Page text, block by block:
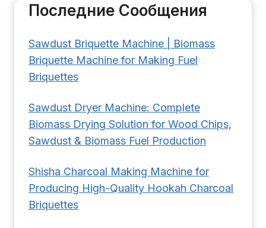
Последние Сообщения
Sawdust Briquette Machine | Biomass
Briquette Machine for Making Fuel
Briquettes
Sawdust Dryer Machine: Complete
Biomass Drying Solution for Wood Chips,
Sawdust & Biomass Fuel Production
Shisha Charcoal Making Machine for
Producing High-Quality Hookah Charcoal
Briquettes